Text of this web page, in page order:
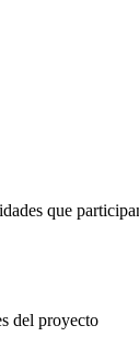
que
del proyecto